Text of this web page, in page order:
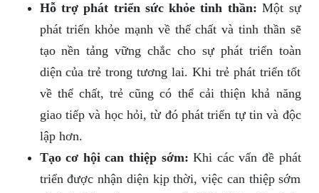
Hỗ trợ phát triển sức khỏe tinh thần: Một sự
phát triển khỏe mạnh về thể chất và tinh thần sẽ
tạo nền tảng vững chắc cho sự phát triển toàn
diện của trẻ trong tương lai. Khi trẻ phát triển tốt
về thể chất, trẻ cũng có thể cải thiện khả năng
giao tiếp và học hỏi, từ đó phát triển tự tin và độc
lập hơn.
Tạo cơ hội can thiệp sớm: Khi các vấn đề phát
triển được nhận diện kịp thời, việc can thiệp sớm